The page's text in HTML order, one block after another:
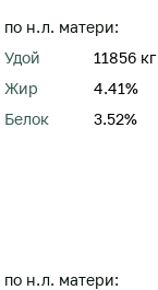
по н.л. матери:
Удой
11856 кг
Жир
4.41%
Белок
3.52%
по н.л. матери: